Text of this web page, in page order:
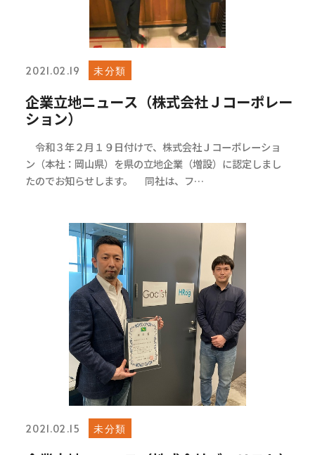
2021.02.19 未分類
企業立地ニュース（株式会社Ｊコーポレー
ション）
令和３年２月１９日付けで、株式会社Ｊコーポレーショ
ン（本社：岡山県）を県の立地企業（増設）に認定しまし
たのでお知らせします。 同社は、フ…
2021.02.15 未分類